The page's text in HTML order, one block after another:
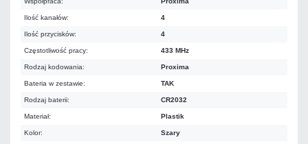
Ilość kanałów: 4
Ilość przycisków: 4
Częstotliwość pracy: 433 MHz
Rodzaj kodowania: Proxima
Bateria w zestawie: TAK
Rodzaj baterii: CR2032
Materiał: Plastik
Kolor: Szary